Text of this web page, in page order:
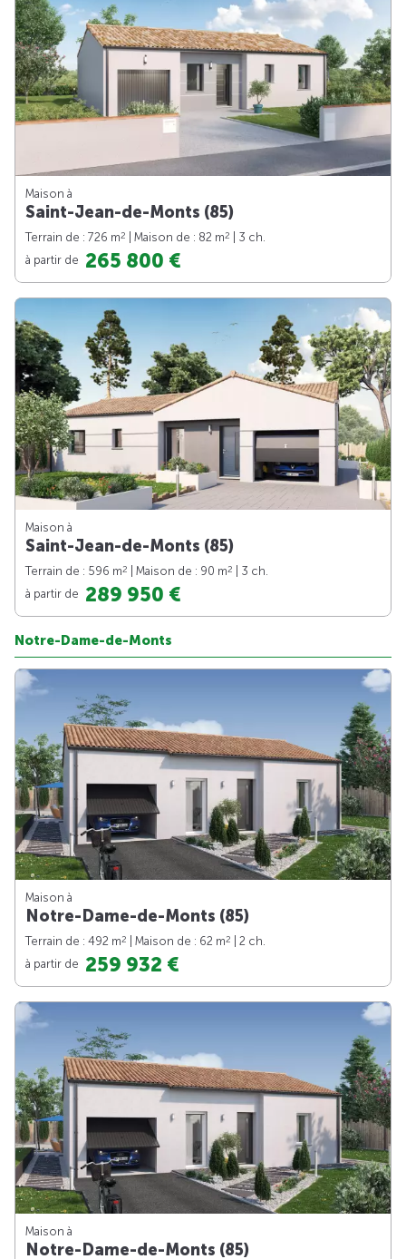
Maison à
Saint-Jean-de-Monts (85)
Terrain de : 726 m2 | Maison de : 82 m2
| 3 ch.
à partir de 265 800 €
Maison à
Saint-Jean-de-Monts (85)
Terrain de : 596 m2 | Maison de : 90 m2
| 3 ch.
à partir de 289 950 €
Notre-Dame-de-Monts
Maison à
Notre-Dame-de-Monts (85)
Terrain de : 492 m2 | Maison de : 62 m2
| 2 ch.
à partir de 259 932 €
Maison à
Notre-Dame-de-Monts (85)